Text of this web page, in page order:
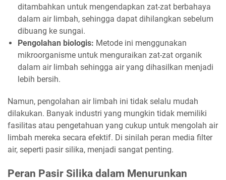
ditambahkan untuk mengendapkan zat-zat berbahaya
dalam air limbah, sehingga dapat dihilangkan sebelum
dibuang ke sungai.
Pengolahan biologis: Metode ini menggunakan
mikroorganisme untuk menguraikan zat-zat organik
dalam air limbah sehingga air yang dihasilkan menjadi
lebih bersih.
Namun, pengolahan air limbah ini tidak selalu mudah
dilakukan. Banyak industri yang mungkin tidak memiliki
fasilitas atau pengetahuan yang cukup untuk mengolah air
limbah mereka secara efektif. Di sinilah peran media filter
air, seperti pasir silika, menjadi sangat penting.
Peran Pasir Silika dalam Menurunkan